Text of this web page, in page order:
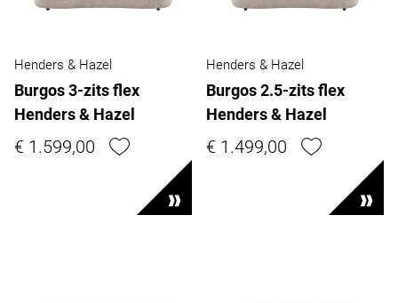
Henders & Hazel
Burgos 3-zits flex
Henders & Hazel
€ 1.599,00
Henders & Hazel
Burgos 2.5-zits flex
Henders & Hazel
€ 1.499,00